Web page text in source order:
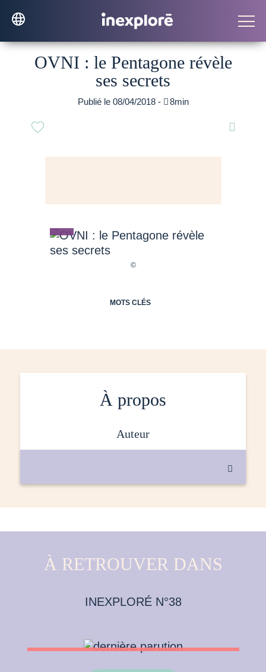
OVNI : le Pentagone révèle
ses secrets
Publié le 08/04/2018 - 8min

MOTS CLÉS
À propos
auteur

À RETROUVER DANS
INEXPLORÉ N°38